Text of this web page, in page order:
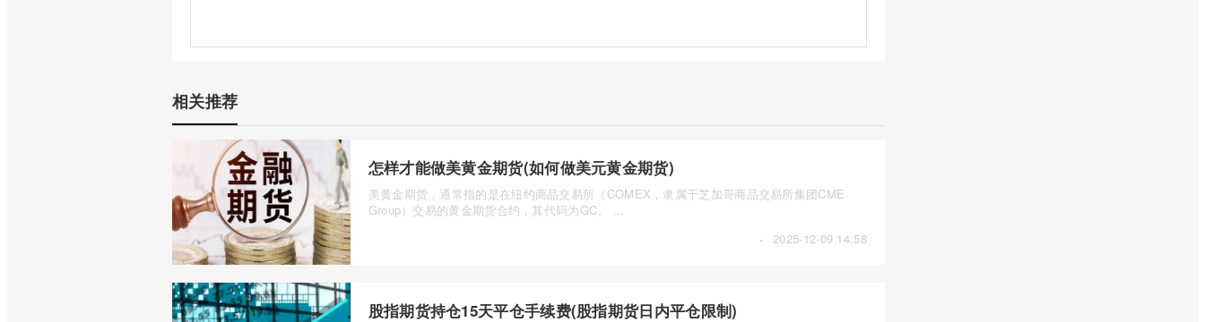
相关推荐
怎样才能做美黄金期货(如何做美元黄金期货)
美黄金期货，通常指的是在纽约商品交易所（COMEX，隶属于芝加哥商品交易所集团CME
Group）交易的黄金期货合约，其代码为GC。 ...
· 2025-12-09 14:58
股指期货持仓15天平仓手续费(股指期货日内平仓限制)